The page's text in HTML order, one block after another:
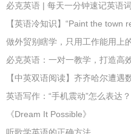
必克英语 | 每天一分钟速记英语
【英语冷知识】“Paint the town
做外贸别瞎学，只用工作能用上
必克英语：一对一教学，打造高
【中英双语阅读】齐齐哈尔遭遇
英语写作：“手机震动”怎么表达？
《Dream It Possible》